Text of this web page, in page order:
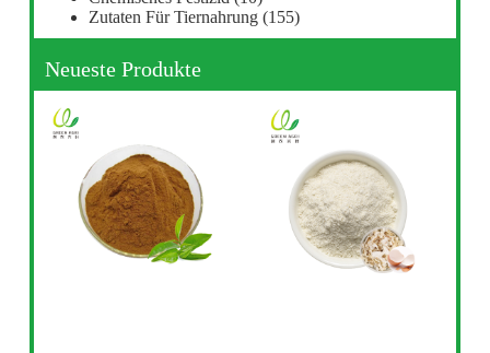
Zutaten Für Tiernahrung (155)
Neueste Produkte